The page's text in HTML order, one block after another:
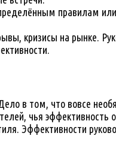
правилам
кризисы на рынке.
в том, что вовсе
чья
Эффективности